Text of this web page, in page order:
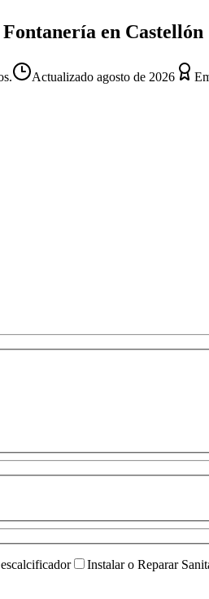
en Castellón
Actualizado agosto de 2026
Instalar o Reparar